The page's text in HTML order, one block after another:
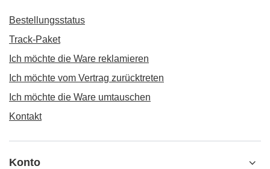
Bestellungsstatus
Track-Paket
Ich möchte die Ware reklamieren
Ich möchte vom Vertrag zurücktreten
Ich möchte die Ware umtauschen
Kontakt
Konto